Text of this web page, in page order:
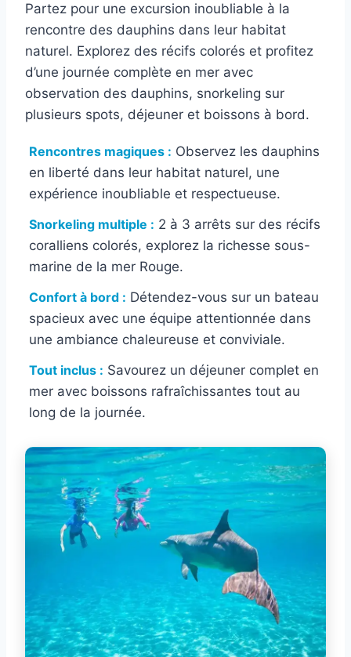
Partez pour une excursion inoubliable à la
rencontre des dauphins dans leur habitat
naturel. Explorez des récifs colorés et profitez
d’une journée complète en mer avec
observation des dauphins, snorkeling sur
plusieurs spots, déjeuner et boissons à bord.
Rencontres magiques : Observez les dauphins
en liberté dans leur habitat naturel, une
expérience inoubliable et respectueuse.
Snorkeling multiple : 2 à 3 arrêts sur des récifs
coralliens colorés, explorez la richesse sous-
marine de la mer Rouge.
Confort à bord : Détendez-vous sur un bateau
spacieux avec une équipe attentionnée dans
une ambiance chaleureuse et conviviale.
Tout inclus : Savourez un déjeuner complet en
mer avec boissons rafraîchissantes tout au
long de la journée.